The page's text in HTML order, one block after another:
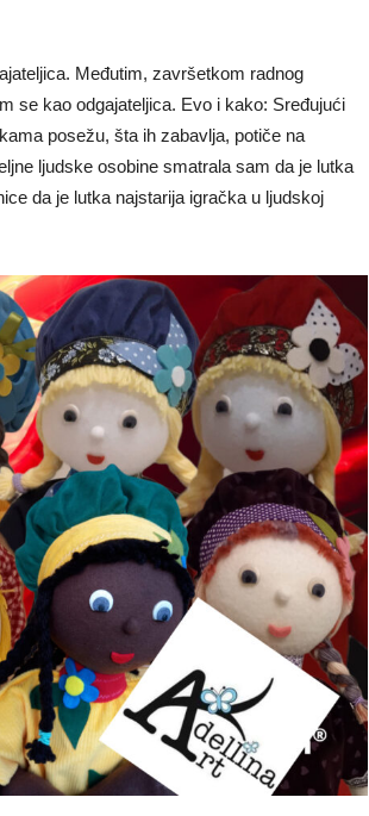
Međutim, završetkom radnog
se kao odgajateljica. Evo i kako: Sređujući
posežu, šta ih zabavlja, potiče na
ljudske osobine smatrala sam da je lutka
da je lutka najstarija igračka u ljudskoj